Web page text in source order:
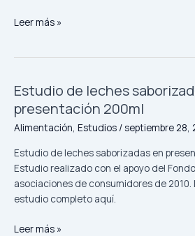
barras
Leer más »
Estudio de leches
presentación 200ml
Alimentación Estudios / septiembre 28,
Estudio de leches saborizadas en
Estudio realizado con el apoyo del
asociaciones de consumidores de
estudio completo aquí.
Estudio
de
leches
saborizadas
en
presentación
200ml
Leer más »